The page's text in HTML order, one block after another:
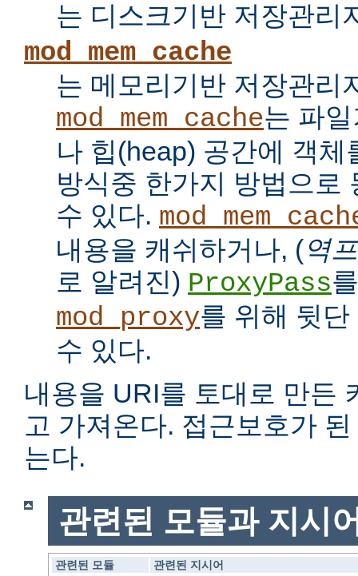
는 디스크기반 저장관리
mod_mem_cache
는 메모리기반 저장관리
mod_mem_cache는 파
나 힙(heap) 공간에 객
방식중 한가지 방법으로
수 있다.
내용을 캐쉬하거나, (역
로 알려진) ProxyPass
mod_proxy를 위해 뒷
수 있다.
내용을 URI를 토대로 만든
고 가져온다. 접근보호가
는다.
관련된 모듈과 지시
관련된 모듈
관련된 지시어